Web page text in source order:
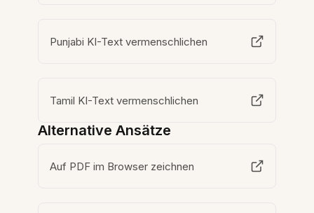
Punjabi KI-Text vermenschlichen
Tamil KI-Text vermenschlichen
Alternative Ansätze
Auf PDF im Browser zeichnen